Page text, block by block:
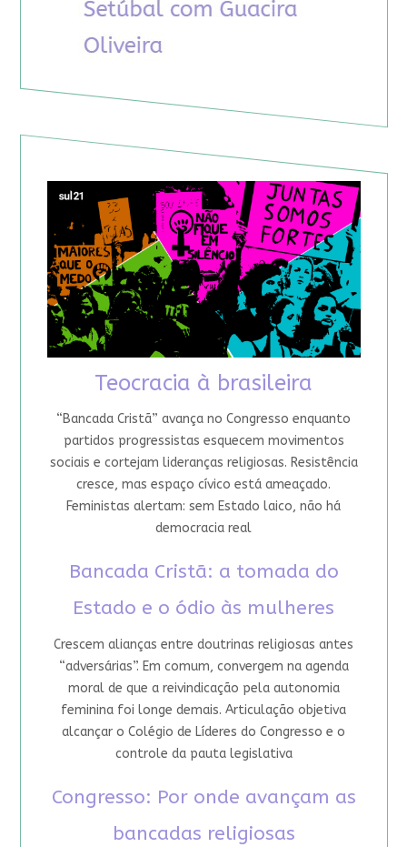
Teocracia à brasileira
“Bancada Cristã” avança no Congresso enquanto
partidos progressistas esquecem movimentos
sociais e cortejam lideranças religiosas. Resistência
cresce, mas espaço cívico está ameaçado.
Feministas alertam: sem Estado laico, não há
democracia real
Bancada Cristã: a tomada do
Estado e o ódio às mulheres
Crescem alianças entre doutrinas religiosas antes
“adversárias”. Em comum, convergem na agenda
moral de que a reivindicação pela autonomia
feminina foi longe demais. Articulação objetiva
alcançar o Colégio de Líderes do Congresso e o
controle da pauta legislativa
Congresso: Por onde avançam as
bancadas religiosas